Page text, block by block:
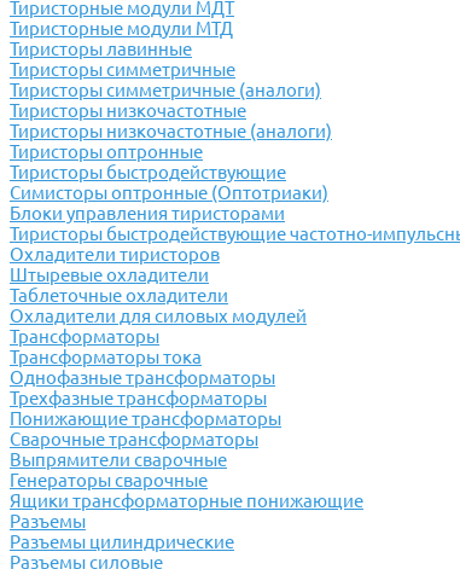
Тиристорные модули МДТ
Тиристорные модули МТД
Тиристоры лавинные
Тиристоры симметричные
Тиристоры симметричные (аналоги)
Тиристоры низкочастотные
Тиристоры низкочастотные (аналоги)
Тиристоры оптронные
Тиристоры быстродействующие
Симисторы оптронные (Оптотриаки)
Блоки управления тиристорами
Тиристоры быстродействующие частотно-
Охладители тиристоров
Штыревые охладители
Таблеточные охладители
Охладители для силовых модулей
Трансформаторы
Трансформаторы тока
Однофазные трансформаторы
Трехфазные трансформаторы
Понижающие трансформаторы
Сварочные трансформаторы
Выпрямители сварочные
Генераторы сварочные
Ящики трансформаторные понижающие
Разъемы
Разъемы цилиндрические
Разъемы силовые